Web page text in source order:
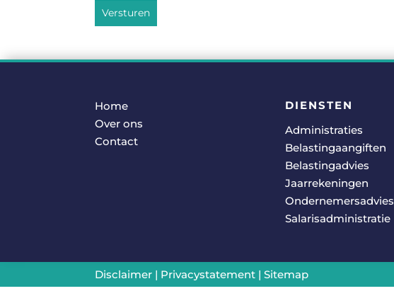
Versturen
Home
Over ons
Contact
DIENSTEN
Administraties
Belastingaangiften
Belastingadvies
Jaarrekeningen
Ondernemersadvies
Salarisadministratie
Disclaimer | Privacystatement |Sitemap